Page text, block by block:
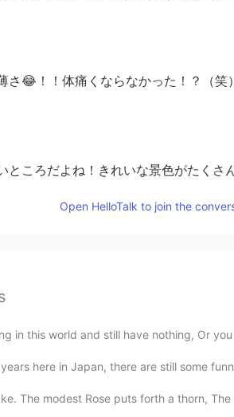
さ😂！！体痛くならなかった！？（笑）
ところだよね！きれいな景色がたくさ
Open HelloTalk to join the
in this world and still have nothing, Or
here in Japan, there are still some
The modest Rose puts forth a thorn,